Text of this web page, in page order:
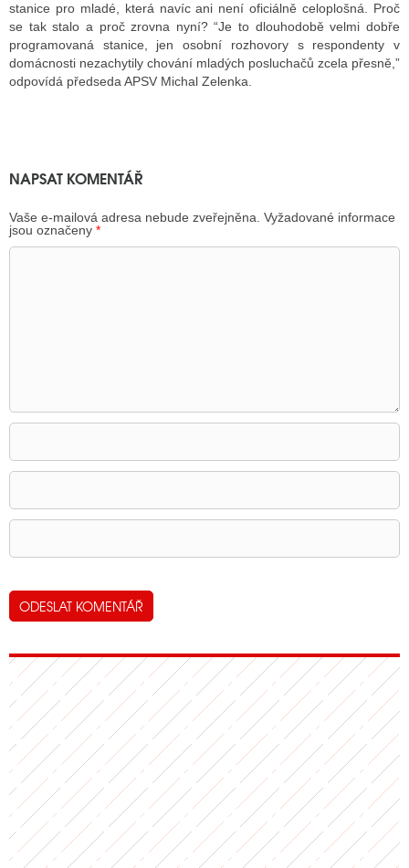
stanice pro mladé, která navíc ani není oficiálně celoplošná. Proč
se tak stalo a proč zrovna nyní? “Je to dlouhodobě velmi dobře
programovaná stanice, jen osobní rozhovory s respondenty v
domácnosti nezachytily chování mladých posluchačů zcela přesně,”
odpovídá předseda APSV Michal Zelenka.
NAPSAT KOMENTÁŘ
Vaše e-mailová adresa nebude zveřejněna. Vyžadované informace
jsou označeny *